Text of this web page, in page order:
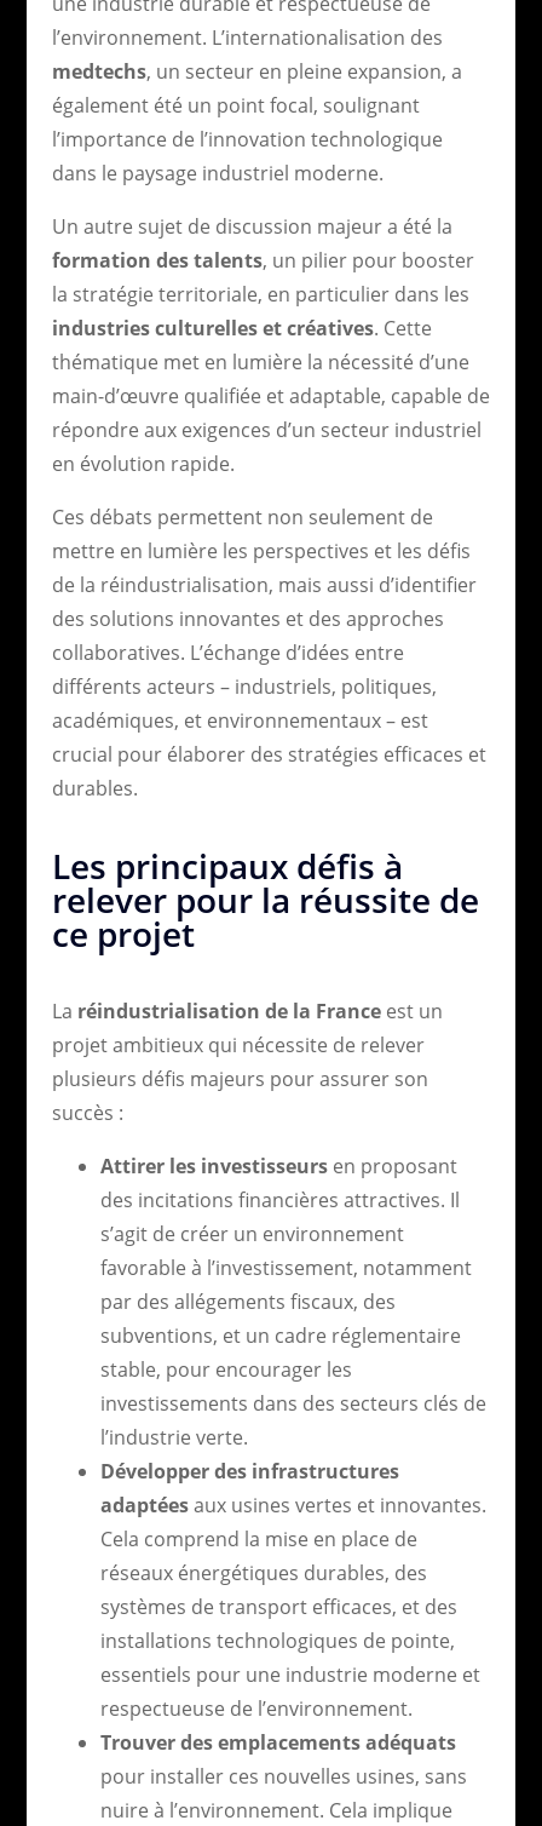
l’environnement. L’internationalisation des
medtechs, un secteur en pleine expansion, a
également été un point focal, soulignant
l’importance de l’innovation technologique
dans le paysage industriel moderne.
Un autre sujet de discussion majeur a été la
formation des talents, un pilier pour booster
la stratégie territoriale, en particulier dans les
industries culturelles et créatives. Cette
thématique met en lumière la nécessité d’une
main-d’œuvre qualifiée et adaptable, capable de
répondre aux exigences d’un secteur industriel
en évolution rapide.
Ces débats permettent non seulement de
mettre en lumière les perspectives et les défis
de la réindustrialisation, mais aussi d’identifier
des solutions innovantes et des approches
collaboratives. L’échange d’idées entre
différents acteurs – industriels, politiques,
académiques, et environnementaux – est
crucial pour élaborer des stratégies efficaces et
durables.
Les principaux défis à
relever pour la réussite de
ce projet
La réindustrialisation de la Franceest un
projet ambitieux qui nécessite de relever
plusieurs défis majeurs pour assurer son
succès :
Attirer les investisseursen proposant
des incitations financières attractives. Il
s’agit de créer un environnement
favorable à l’investissement, notamment
par des allégements fiscaux, des
subventions, et un cadre réglementaire
stable, pour encourager les
investissements dans des secteurs clés de
l’industrie verte.
Développer des infrastructures
adaptéesaux usines vertes et innovantes.
Cela comprend la mise en place de
réseaux énergétiques durables, des
systèmes de transport efficaces, et des
installations technologiques de pointe,
essentiels pour une industrie moderne et
respectueuse de l’environnement.
Trouver des emplacements adéquats
pour installer ces nouvelles usines, sans
nuire à l’environnement. Cela implique